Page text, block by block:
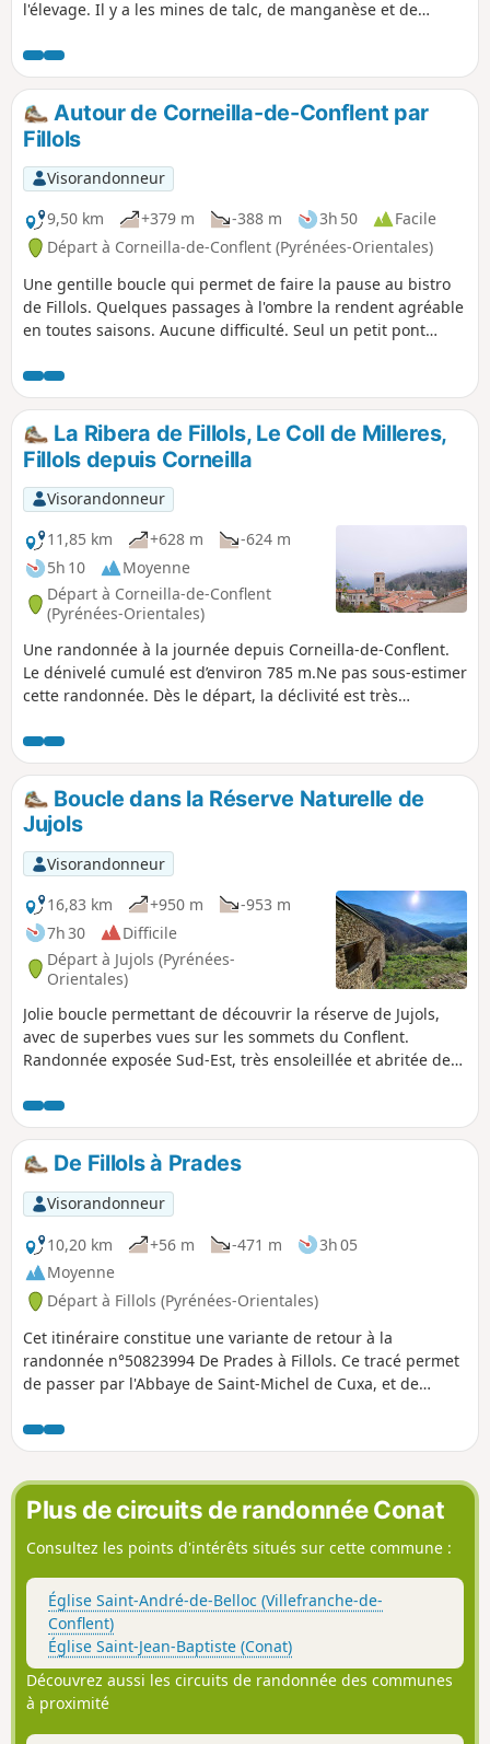
l'élevage. Il y a les mines de talc, de manganèse et de
est sauvage avec en toile de fond le Canigou, la Vallée de la
Têt et le village fortifié de Villefranche-de-Conflent (classé
parmi les plus beaux villages de France) avec son Fort
Libéria et le Train Jaune du pays catalan. Il y a aussi des
orris, de nombreuses fermes ruinées, une bergerie romane,
le bastion d'en Bullà, les dolmens, cupules et pierre gravée.
Autour de Corneilla-de-Conflent par
Fillols
Visorandonneur
9,50 km
+379 m -388 m 3h 50
Facile
Départ à Corneilla-de-Conflent (Pyrénées-Orientales)
Une gentille boucle qui permet de faire la pause au bistro
de Fillols. Quelques passages à l'ombre la rendent agréable
en toutes saisons. Aucune difficulté. Seul un petit pont
moins agiles.
La Ribera de Fillols, Le Coll de Milleres,
Fillols depuis Corneilla
Visorandonneur
11,85 km
+628 m
-624 m
5h 10
Moyenne
Départ à Corneilla-de-Conflent
(Pyrénées-Orientales)
Une randonnée à la journée depuis Corneilla-de-Conflent.
Le dénivelé cumulé est d’environ 785 m.Ne pas sous-estimer
cette randonnée. Dès le départ, la déclivité est très
en balcon permet d’apprécier le paysage du massif du
Canigó. Le cheminement d’accès à la Ribera de Fillols et
jusqu’à la piste est très beau.Le chemin verdoyant du Coll
de Milleres à Fillols puis la descente jusqu’à Corneilla sont
très agréables.La trace gpx peut être nécessaire par
endroit.
Boucle dans la Réserve Naturelle de
Jujols
Visorandonneur
16,83 km
+950 m
-953 m
7h 30
Difficile
Départ à Jujols (Pyrénées-
Orientales)
Jolie boucle permettant de découvrir la réserve de Jujols,
avec de superbes vues sur les sommets du Conflent.
Randonnée exposée Sud-Est, très ensoleillée et abritée de
raccourcis de cette boucle sont possibles (voir description
dans les infos pratiques).
De Fillols à Prades
Visorandonneur
10,20 km
+56 m -471 m
3h 05
Moyenne
Départ à Fillols (Pyrénées-Orientales)
Cet itinéraire constitue une variante de retour à la
randonnée n°50823994 De Prades à Fillols. Ce tracé permet
de passer par l'Abbaye de Saint-Michel de Cuxa, et de
carte). Il s'agit d'un parcours essentiellement en descente.
Plus de circuits de randonnée Conat
Consultez les points d'intérêts situés sur cette commune :
Église Saint-André-de-Belloc (Villefranche-de-
Conflent)
Église Saint-Jean-Baptiste (Conat)
Découvrez aussi les circuits de randonnée des communes
à proximité